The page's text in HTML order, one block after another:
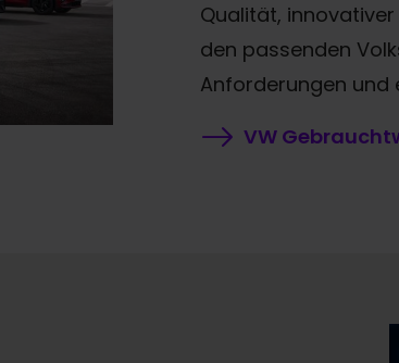
Qualität,
den passenden
Anforderungen und
VW